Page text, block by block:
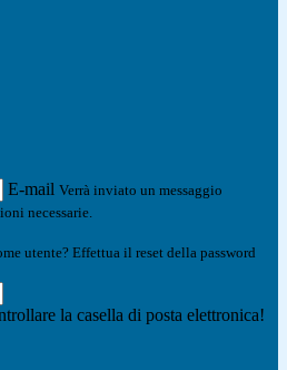
E-mail Verrà inviato un messaggio
necessarie.
utente? Effettua il reset della password
la casella di posta elettronica!